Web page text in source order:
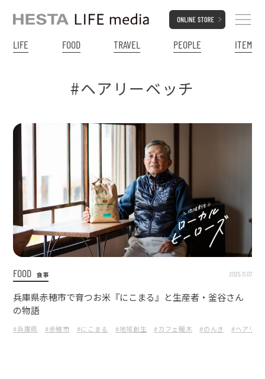
LIFE FOOD TRAVEL PEOPLE ITEM
#ヘアリーベッチ
FOOD 食事 2025.11.07
兵庫県赤穂市で育つお米『にこまる』と生産者・釜谷さん
の物語
#兵庫県 #赤穂市 #にこまる #地域創生 #カフェ暖木 #のんき #ヘアリー